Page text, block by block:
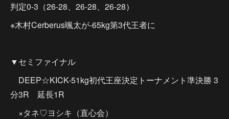
判定0-3（26-28、26-28、26-28）
※木村Cerberus颯太が-65kg第3代王者に
▼セミファイナル
DEEP☆KICK-51kg初代王座決定トーナメント準決勝 3
分3R 延長1R
×タネ♡ヨシキ（直心会）